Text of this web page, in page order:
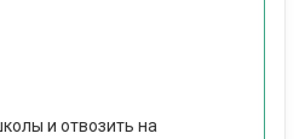
и отвозить на